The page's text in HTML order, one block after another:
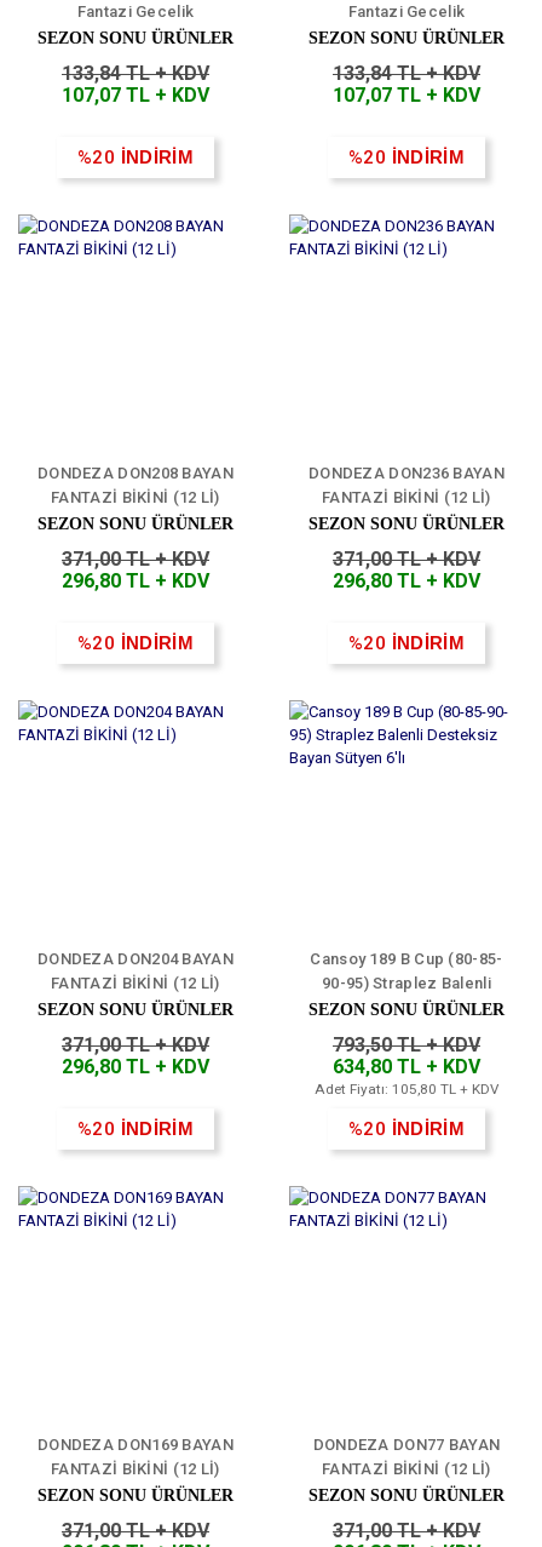
Fantazi Gecelik
SEZON SONU ÜRÜNLER
133,84 TL + KDV
107,07 TL + KDV
%20 İNDİRİM
Fantazi Gecelik
SEZON SONU ÜRÜNLER
133,84 TL + KDV
107,07 TL + KDV
%20 İNDİRİM
DONDEZA DON208 BAYAN
FANTAZİ BİKİNİ (12 Lİ)
SEZON SONU ÜRÜNLER
371,00 TL + KDV
296,80 TL + KDV
%20 İNDİRİM
DONDEZA DON236 BAYAN
FANTAZİ BİKİNİ (12 Lİ)
SEZON SONU ÜRÜNLER
371,00 TL + KDV
296,80 TL + KDV
%20 İNDİRİM
DONDEZA DON204 BAYAN
FANTAZİ BİKİNİ (12 Lİ)
SEZON SONU ÜRÜNLER
371,00 TL + KDV
296,80 TL + KDV
%20 İNDİRİM
Cansoy 189 B Cup (80-85-
90-95) Straplez Balenli
Desteksiz Bayan Sütyen 6'lı
SEZON SONU ÜRÜNLER
793,50 TL + KDV
634,80 TL + KDV
Adet Fiyatı: 105,80 TL + KDV
%20 İNDİRİM
DONDEZA DON169 BAYAN
FANTAZİ BİKİNİ (12 Lİ)
SEZON SONU ÜRÜNLER
371,00 TL + KDV
DONDEZA DON77 BAYAN
FANTAZİ BİKİNİ (12 Lİ)
SEZON SONU ÜRÜNLER
371,00 TL + KDV